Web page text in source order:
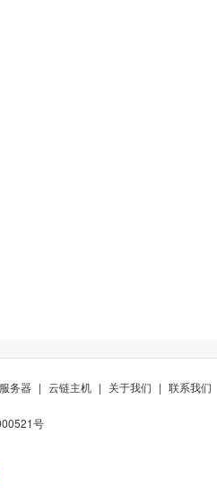
务器 | 云链主机 | 关于我们 | 联系我们
号